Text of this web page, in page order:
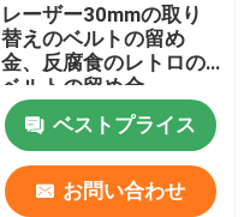
レーザー30mmの取り
替えのベルトの留め
金、反腐食のレトロの
ベルトの留め金
ベストプライス
お問い合わせ